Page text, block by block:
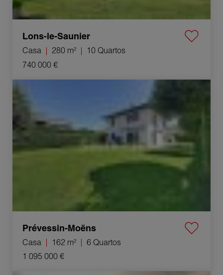
Lons-le-Saunier
Casa 280 m²
10 Quartos
740 000 €
Venda Casa Prévessin-Moëns 6 Quartos 162 m²
Prévessin-Moëns
Casa 162 m²
6 Quartos
1 095 000 €